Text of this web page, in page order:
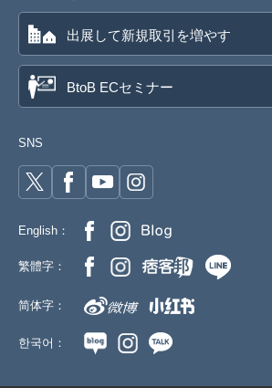
出展して新規取引を増やす
BtoB ECセミナー
SNS
English：
繁體字：
简体字：
한국어：